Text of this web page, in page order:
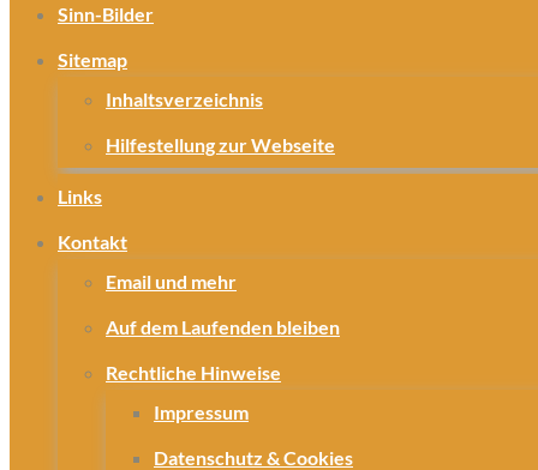
Sinn-Bilder
Sitemap
Inhaltsverzeichnis
Hilfestellung zur Webseite
Links
Kontakt
Email und mehr
Auf dem Laufenden bleiben
Rechtliche Hinweise
Impressum
Datenschutz & Cookies